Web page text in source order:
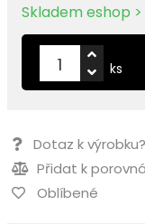
Skladem eshop >
ks
Dotaz k výrobku?
Přidat k
Oblíbené